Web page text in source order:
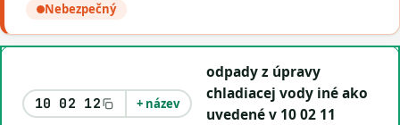
Nebezpečný
10 02 12 + název
odpady z úpravy
chladiacej vody iné ako
uvedené v 10 02 11